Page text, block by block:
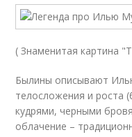
( Знаменитая картина
Былины описывают
телосложения и роста
кудрями, черными
облачение –